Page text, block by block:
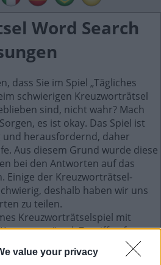
value your privacy
Word Search
dass Sie im Spiel „Tägliches
schwierigen Kreuzworträtsel
sind, nicht wahr? Mach
es ist okay. Das Spiel ist
und herausfordernd, daher
Aus diesem Grund wurde diese
bei den Antworten auf das
Einige der Kreuzworträtsel-
deshalb haben wir uns
zu teilen.
Kreuzworträtselspiel mit
Zugriff auf
auf Ihrem Android-Gerät.
Sie Ihre Kreuzworträtsel, wann